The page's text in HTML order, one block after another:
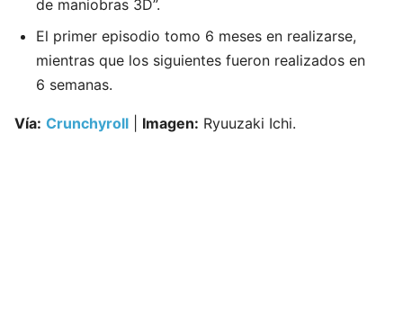
de maniobras 3D”.
El primer episodio tomo 6 meses en realizarse,
mientras que los siguientes fueron realizados en
6 semanas.
Vía: Crunchyroll Imagen: Ryuuzaki Ichi.